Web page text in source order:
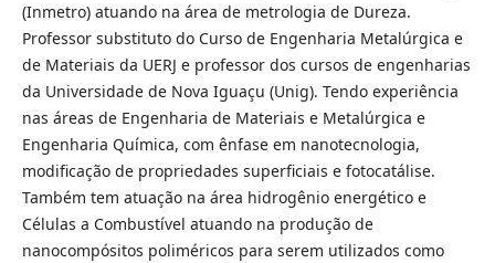
(Inmetro) atuando na área de metrologia de Dureza.
Professor substituto do Curso de Engenharia Metalúrgica e
de Materiais da UERJ e professor dos cursos de engenharias
da Universidade de Nova Iguaçu (Unig). Tendo experiência
nas áreas de Engenharia de Materiais e Metalúrgica e
Engenharia Química, com ênfase em nanotecnologia,
modificação de propriedades superficiais e fotocatálise.
Também tem atuação na área hidrogênio energético e
Células a Combustível atuando na produção de
nanocompósitos poliméricos para serem utilizados como